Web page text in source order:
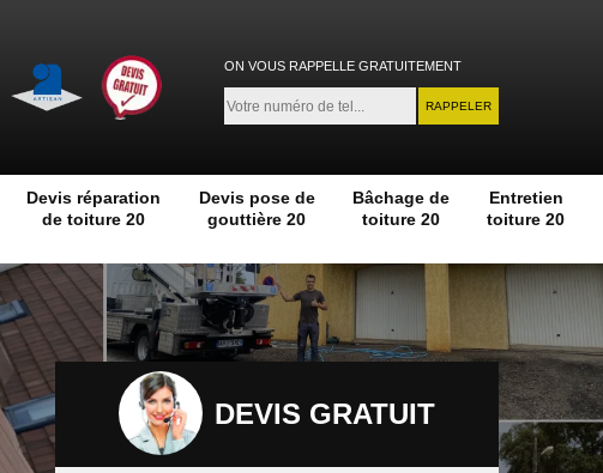
ON VOUS RAPPELLE GRATUITEMENT
Devis réparation
de toiture 20
Devis pose de
gouttière 20
Bâchage de
toiture 20
Entretien
toiture 20
DEVIS GRATUIT